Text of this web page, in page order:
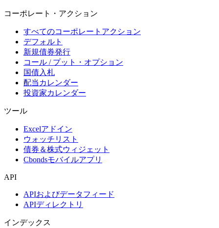
コーポレート・アクション
すべてのコーポレートアクション
デフォルト
新規債券発行
コール / プット・オプション
国債入札
配当カレンダー
投資家カレンダー
ツール
Excelアドイン
ウォッチリスト
債券＆株式ウィジェット
Cbondsモバイルアプリ
API
APIおよびデータフィード
APIディレクトリ
インデックス